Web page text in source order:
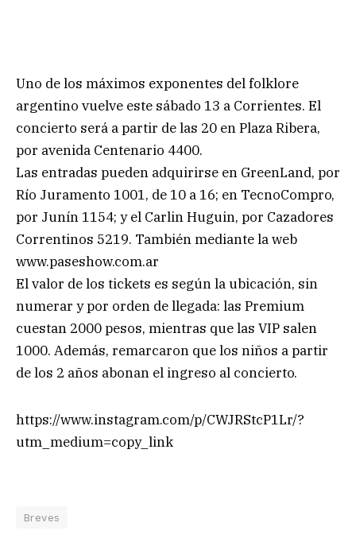
Uno de los máximos exponentes del folklore
argentino vuelve este sábado 13 a Corrientes. El
concierto será a partir de las 20 en Plaza Ribera,
por avenida Centenario 4400.
Las entradas pueden adquirirse en GreenLand, por
Río Juramento 1001, de 10 a 16; en TecnoCompro,
por Junín 1154; y el Carlin Huguin, por Cazadores
Correntinos 5219. También mediante la web
www.paseshow.com.ar
El valor de los tickets es según la ubicación, sin
numerar y por orden de llegada: las Premium
cuestan 2000 pesos, mientras que las VIP salen
1000. Además, remarcaron que los niños a partir
de los 2 años abonan el ingreso al concierto.
https://www.instagram.com/p/CWJRStcP1Lr/?
utm_medium=copy_link
Breves